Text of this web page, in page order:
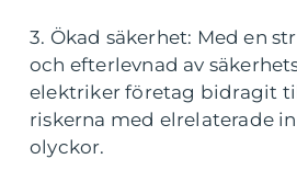
3. Ökad säkerhet: Med en
och efterlevnad av
elektriker företag bidragit
riskerna med elrelaterade
olyckor.